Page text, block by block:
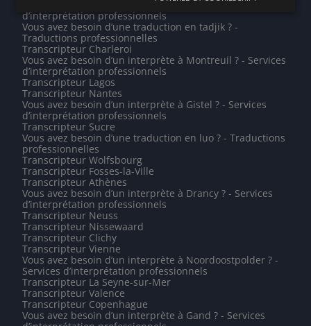
Vous avez besoin d’un interprète à Mbabane ? - Services
d’interprétation professionnels
Vous avez besoin d’une traduction en tadjik ? -
Traductions professionnelles
Transcripteur Charleroi
Vous avez besoin d’un interprète à Montreuil ? - Services
d’interprétation professionnels
Transcripteur Lagos
Transcripteur Nantes
Vous avez besoin d’un interprète à Gistel ? - Services
d’interprétation professionnels
Transcripteur Sucre
Vous avez besoin d’une traduction en luo ? - Traductions
professionnelles
Transcripteur Wolfsbourg
Transcripteur Fosses-la-Ville
Transcripteur Athènes
Vous avez besoin d’un interprète à Drancy ? - Services
d’interprétation professionnels
Transcripteur Neuss
Transcripteur Nissewaard
Transcripteur Clichy
Transcripteur Vienne
Vous avez besoin d’un interprète à Noordoostpolder ? -
Services d’interprétation professionnels
Transcripteur La Seyne-sur-Mer
Transcripteur Valence
Transcripteur Copenhague
Vous avez besoin d’un interprète à Gand ? - Services